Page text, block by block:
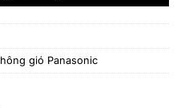
gió Panasonic